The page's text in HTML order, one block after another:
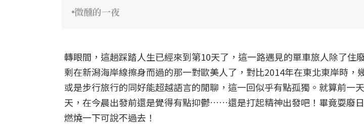
微醺的一夜
轉眼間，這趟踩踏人生已經來到第10天了，這一路遇見的單車旅人除了住
剩在新潟海岸線擦身而過的那一對歐美人了，對比2014年在東北東岸時，
或是步行旅行的同好能超越語言的閒聊，這一回似乎有點孤獨。就算前一
天，在今晨出發前還是覺得有點抑鬱……還是打起精神出發吧！畢竟耍廢
燃燒一下可說不過去！